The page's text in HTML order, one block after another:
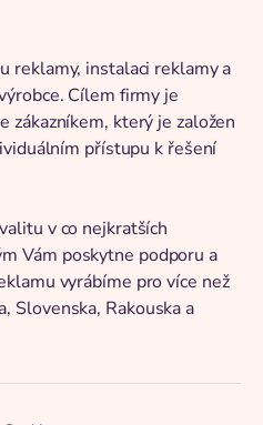
reklamy, instalaci reklamy a
Cílem firmy je
zákazníkem, který je založen
přístupu k řešení
v co nejkratších
Vám poskytne podporu a
vyrábíme pro více než
Slovenska, Rakouska a